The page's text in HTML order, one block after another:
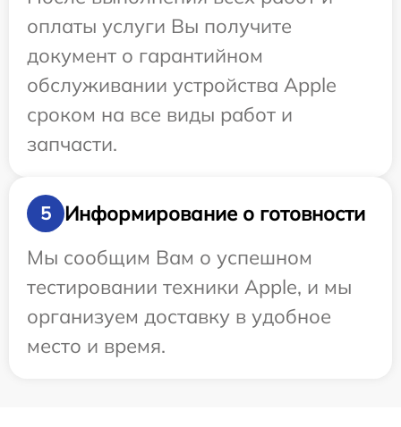
оплаты услуги Вы получите
документ о гарантийном
обслуживании устройства Apple
сроком на все виды работ и
запчасти.
5
Информирование о готовности
Мы сообщим Вам о успешном
тестировании техники Apple, и мы
организуем доставку в удобное
место и время.